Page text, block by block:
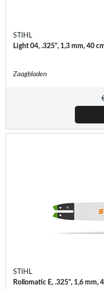
STIHL
Light 04, .325", 1,3 mm, 40
Zaagbladen
STIHL
Rollomatic E, .325", 1,6 mm,